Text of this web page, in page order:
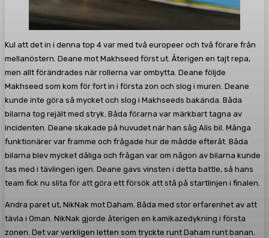
Kul att det in i denna top 4 var med två europeer och två förare från
mellanöstern. Deane mot Makhseed först ut. Återigen en tajt repa,
men allt förändrades när rollerna var ombytta. Deane följde
Makhseed som kom för fort in i första zon och slog i muren. Deane
kunde inte göra så mycket och slog i Makhseeds bakända. Båda
bilarna tog rejält med stryk. Båda förarna var märkbart tagna av
incidenten. Deane skakade på huvudet när han såg Alis bil. Många
funktionärer var framme och frågade hur de mådde efteråt. Båda
bilarna blev mycket dåliga och frågan var om någon av bilarna kunde
tas med i tävlingen igen. Deane gavs vinsten i detta battle, så hans
team fick nu slita för att göra ett försök att stå på startlinjen i finalen.
Andra paret ut, NikNak mot Daham. Båda med stor erfarenhet av att
tävla i Oman. NikNak gjorde återigen en kamikazedykning i första
zonen. Det var verkligen letten som tryckte runt Daham runt banan.